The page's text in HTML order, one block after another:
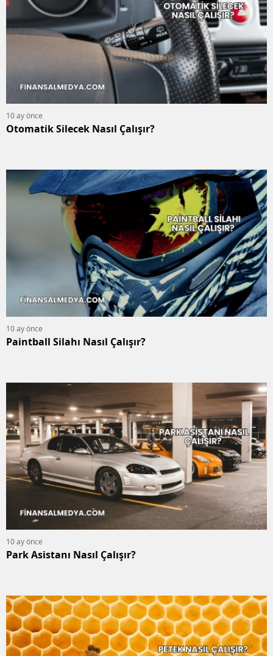
10 ay önce
Otomatik Silecek Nasıl Çalışır?
10 ay önce
Paintball Silahı Nasıl Çalışır?
10 ay önce
Park Asistanı Nasıl Çalışır?